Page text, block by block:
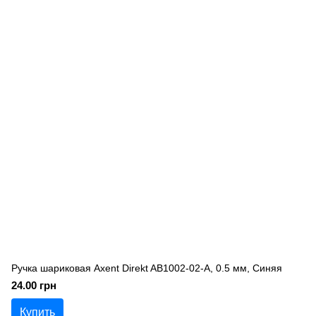
Ручка шариковая Axent Direkt AB1002-02-A, 0.5 мм, Синяя
24.00 грн
Купить